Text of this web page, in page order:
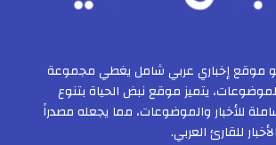
موقع إخباري عربي شامل يغطي مجموعة
يتميز موقع نبض الحياة بتنوع
للأخبار والموضوعات، مما يجعله مصدراً
للقارئ العربي.